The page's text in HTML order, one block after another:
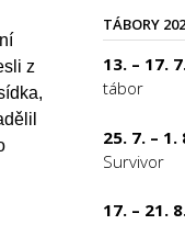
z
TÁBORY
13. – 17.
tábor
25. 7. – 1.
Survivor
17. – 21.